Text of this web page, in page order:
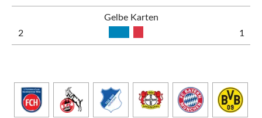
Gelbe Karten
2
1